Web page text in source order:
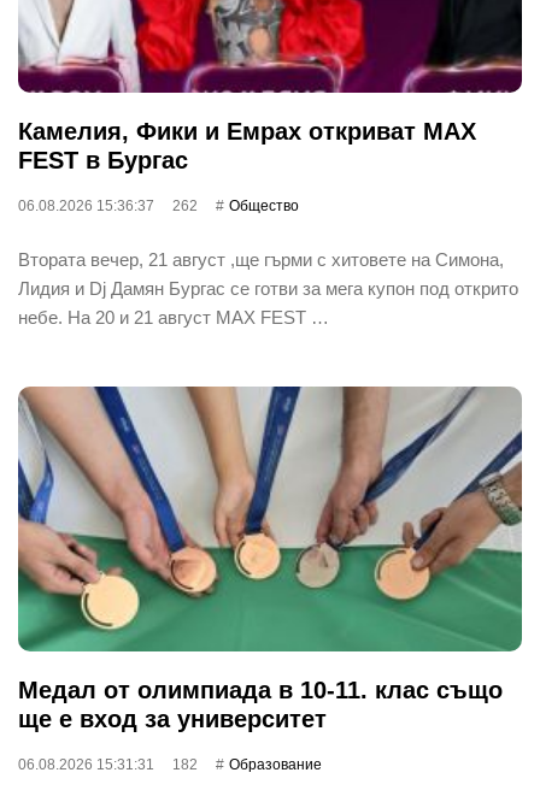
Камелия, Фики и Емрах откриват MAX
FEST в Бургас
06.08.2026 15:36:37 262 Общество
Втората вечер, 21 август ,ще гърми с хитовете на Симона,
Лидия и Dj Дамян Бургас се готви за мега купон под открито
небе. На 20 и 21 август MAX FEST …
Медал от олимпиада в 10-11. клас също
ще е вход за университет
06.08.2026 15:31:31 182 Oбразование